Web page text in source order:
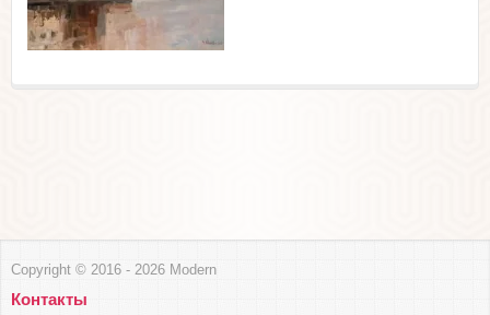
Copyright © 2016 - 2026 Modern
Контакты